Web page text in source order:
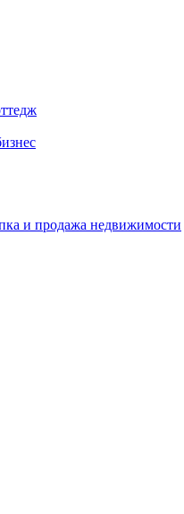
и продажа недвижимости